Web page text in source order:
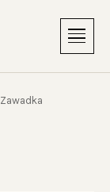
Menu
Zawadka